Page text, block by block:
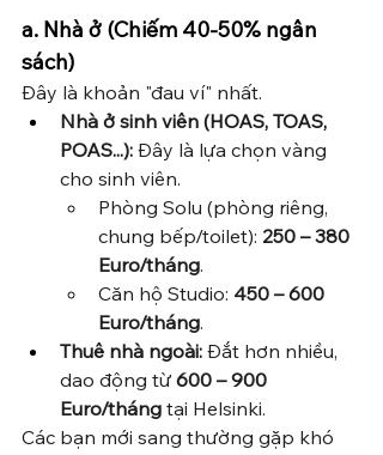
a. Nhà ở (Chiếm 40-50% ngân
sách)
Đây là khoản "đau ví" nhất.
Nhà ở sinh viên (HOAS, TOAS,
POAS...): Đây là lựa chọn vàng
cho sinh viên.
Phòng Solu (phòng riêng,
chung bếp/toilet): 250 – 380
Euro/tháng.
Căn hộ Studio: 450 – 600
Euro/tháng.
Thuê nhà ngoài: Đắt hơn nhiều,
dao động từ 600 – 900
Euro/tháng tại Helsinki.
Các bạn mới sang thường gặp khó